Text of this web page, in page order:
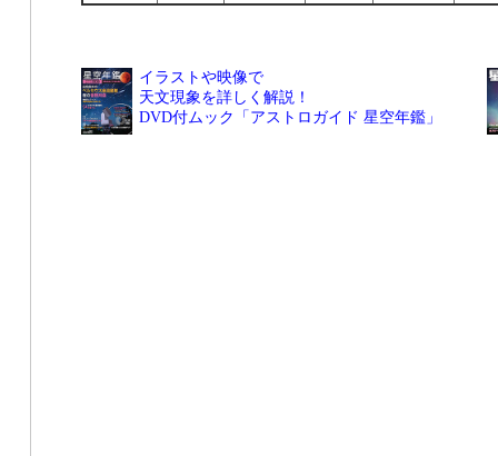
イラストや映像で
天文現象を詳しく解説！
DVD付ムック「アストロガイド 星空年鑑」